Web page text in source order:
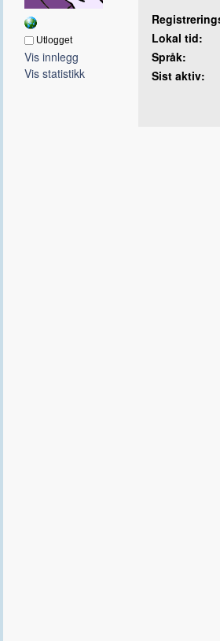
Utlogget
Vis innlegg
Vis statistikk
Lokal tid:
Språk:
Sist aktiv: